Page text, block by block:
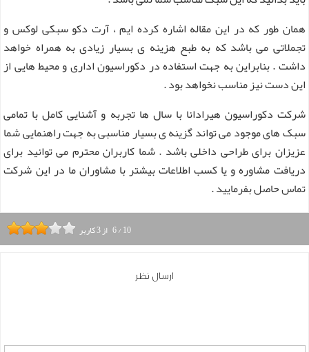
همان طور که در این مقاله اشاره کرده ایم ، آرت دکو سبکی لوکس و
تجملاتی می باشد که به طبع هزینه ی بسیار زیادی به همراه خواهد
داشت . بنابراین به جهت استفاده در دکوراسیون اداری و محیط هایی از
این دست نیز مناسب نخواهد بود .
شرکت دکوراسیون هیرادانا با سال ها تجربه و آشنایی کامل با تمامی
سبک های موجود می تواند گزینه ی بسیار مناسبی به جهت راهنمایی شما
عزیزان برای طراحی داخلی باشد . شما کاربران محترم می توانید برای
دریافت مشاوره و یا کسب اطلاعات بیشتر با مشاوران ما در این شرکت
تماس حاصل بفرمایید .
6/10 از3کاربر
ارسال نظر